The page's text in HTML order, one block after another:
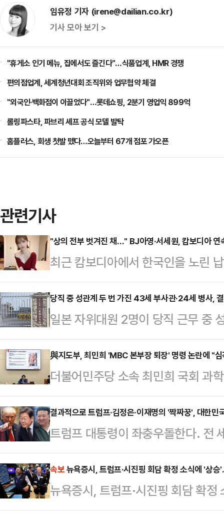
임유정 기자 (irene@dailian.co.kr)
기사 모아 보기 >
"휴게소 인기 메뉴, 집에서도 즐긴다"…식품업계, HMR 경쟁
편의점업계, 세계청년대회 조직위와 업무협약 체결
"외국인·백화점이 이끌었다"…롯데쇼핑, 2분기 영업익 899억
롤링파스타, 파브리 셰프 공식 모델 발탁
홈플러스, 회생 첫발 뗐다…오늘부터 67개 점포 가오픈
관련기사
"상의 전부 벗겨진 채…" BJ아영·서세원, 캄보디아 연
최근 캄보디아에서 한국인을 노린
년 전 고(故) BJ아영(본명 변아영)
변씨는 지난 2023년 6월2일 지인
도 프놈펜 인근 칸달주의 한 공사장
태로 발견됐다.캄보디아 현지 경찰
체포했다. 이들은 변씨가 자신들이
던 중 발작을 일으켜 사망했으며 이
지만 시신 발견 …
당직 중 성관계 두 번 가진 43세 부사관·24세 병사,
일본 자위대원 2명이 당직 근무 중
받게 됐다.22일 오키나와타임즈
부사관 A(43·남)씨와 병사 B(24·
내렸다.제15고사특과연대 소속인
4일 당직 근무 중 부대에서 성관계
부대에 스스로 신고하면서 드러났
고 반성의 뜻을 나타내고 있다"고
與지도부, 최민희 'MBC 본부장 퇴장' 명령 논란에 "
더불어민주당 소속 최민희 국회 과
로 열린 MBC 국정감사에서 자신에
장시킨 데 대해 여당 내에서도 최
다. 하지만 최 위원장은 "필요하다
있다.문진석 민주당 원내운영수석
위원장과 관련된 논란에 대해 "원
"조만간 김병기 원내대표의 의견
의원도 이날 CBS …
결과적으로 트럼프·김정은·이재명의 '짝짜꿍', 대한민
트럼프 대통령이 좌충우돌한다. 전
한다. 이게 “미국을 다시 위대하게
국은 군사동맹일 뿐 아니라, 자유·
대적 영향을 미치는 미국과 함께 가
날까지 그렇게 해야 하고, 통일 자
속보뉴욕증시, 트럼프·시진핑 회담 확정 소식에 '
뉴욕증시, 트럼프·시진핑 회담 확